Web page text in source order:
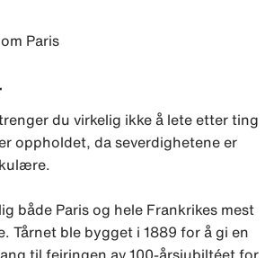
Paris
du virkelig ikke å lete etter ting
oppholdet, da severdighetene er
både Paris og hele Frankrikes mest
Tårnet ble bygget i 1889 for å gi en
til feiringen av 100-årsjubiltéet for